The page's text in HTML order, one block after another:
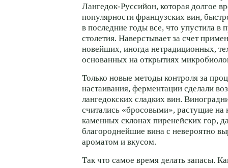
Лангедок-Руссийон, которая долгое
популярности французских вин,
в последние годы все, что упустила в
столетия. Наверстывает за счет
новейших, иногда нетрадиционных,
основанных на открытиях
Только новые методы контроля за
настаивания, ферментации сделали
лангедокских сладких вин.
считались «бросовыми», растущие
каменных склонах пиренейских гор,
благороднейшие вина с невероятно
ароматом и вкусом.
Так что самое время делать запасы.